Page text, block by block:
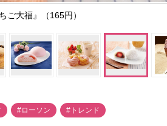
ご大福』（165円）
#ローソン #トレンド